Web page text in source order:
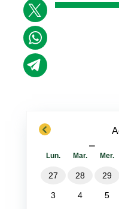
previous
−
Lun. Mar. Mer.
27 28 29
3 4 5